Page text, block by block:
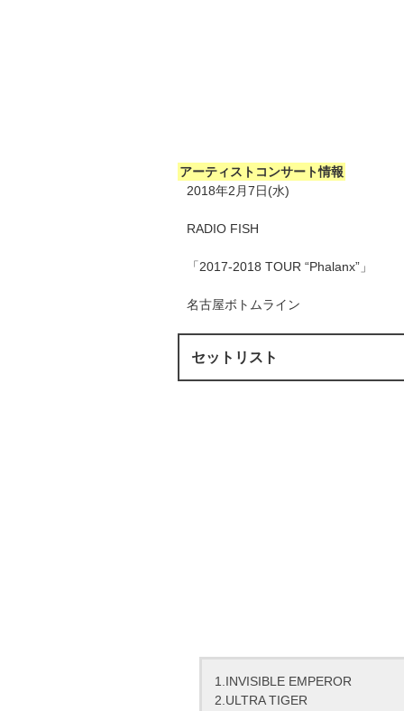
アーティストコンサート情報
2018年2月7日(水)
RADIO FISH
「2017‐2018 TOUR “Phalanx”」
名古屋ボトムライン
セットリスト
1.INVISIBLE EMPEROR
2.ULTRA TIGER